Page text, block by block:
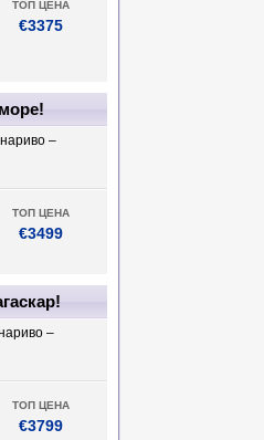
ТОП ЦЕНА
€3375
–
ТОП ЦЕНА
€3499
–
ТОП ЦЕНА
€3799